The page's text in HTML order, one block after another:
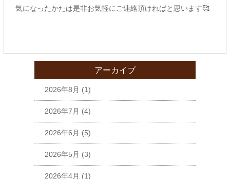
気になったかたは是非お気軽にご連絡頂ければと思います🥰
アーカイブ
2026年8月 (1)
2026年7月 (4)
2026年6月 (5)
2026年5月 (3)
2026年4月 (1)